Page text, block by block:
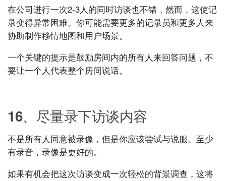
在公司进行一次2-3人的同时访谈也不错，然而，这使记
录变得异常困难。你可能需要更多的记录员和更多人来
协助制作移情地图和用户场景。
一个关键的提示是鼓励房间内的所有人来回答问题，不
要让一个人代表整个房间说话。
16、尽量录下访谈内容
不是所有人同意被录像，但是你应该尝试与说服。至少
有录音，录像是更好的。
如果有机会把这次访谈变成一次轻松的背景调查，这将